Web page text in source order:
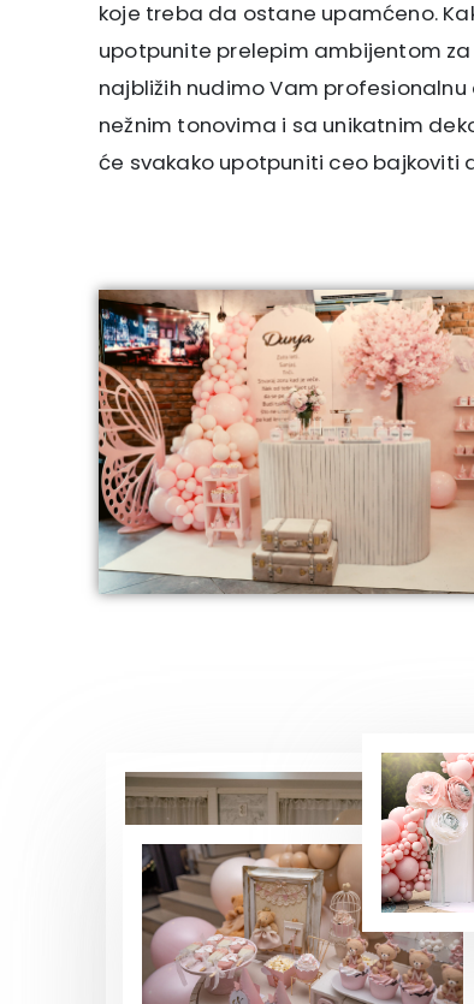
koje treba da ostane upamćeno.
upotpunite prelepim ambijentom
najbližih nudimo Vam
nežnim tonovima i sa unikatnim
će svakako upotpuniti ceo bajkoviti